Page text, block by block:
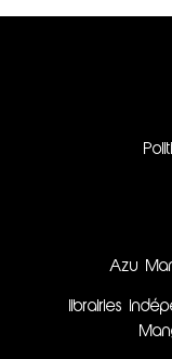
Azu
librairies